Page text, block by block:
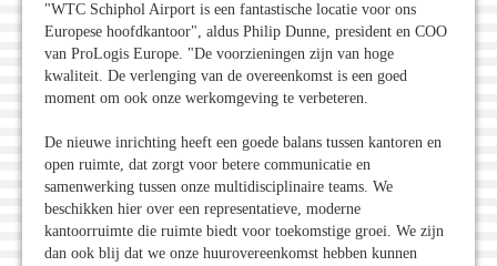
"WTC Schiphol Airport is een fantastische locatie voor ons
Europese hoofdkantoor", aldus Philip Dunne, president en COO
van ProLogis Europe. "De voorzieningen zijn van hoge
kwaliteit. De verlenging van de overeenkomst is een goed
moment om ook onze werkomgeving te verbeteren.
De nieuwe inrichting heeft een goede balans tussen kantoren en
open ruimte, dat zorgt voor betere communicatie en
samenwerking tussen onze multidisciplinaire teams. We
beschikken hier over een representatieve, moderne
kantoorruimte die ruimte biedt voor toekomstige groei. We zijn
dan ook blij dat we onze huurovereenkomst hebben kunnen